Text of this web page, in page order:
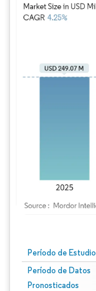
Período de Estudio
Período de Datos
Pronosticados